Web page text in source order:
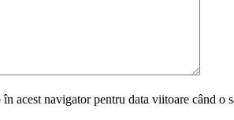
acest navigator pentru data viitoare când o